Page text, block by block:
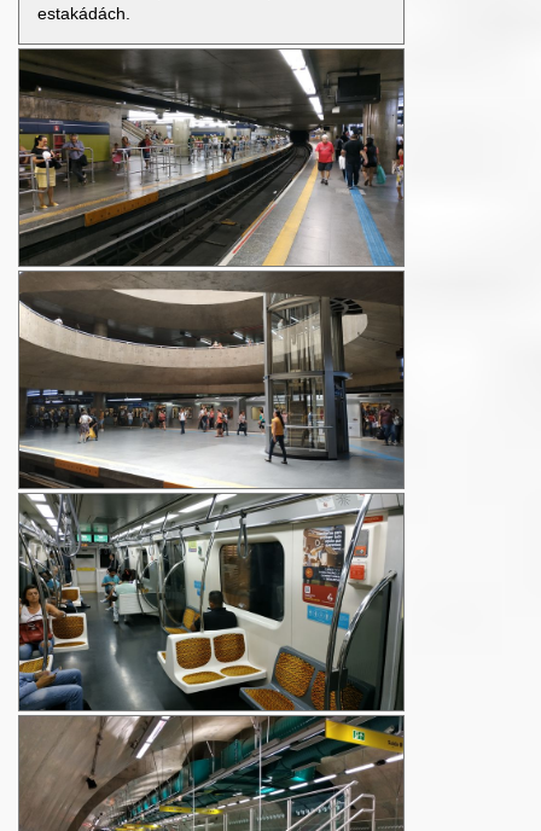
estakádách.